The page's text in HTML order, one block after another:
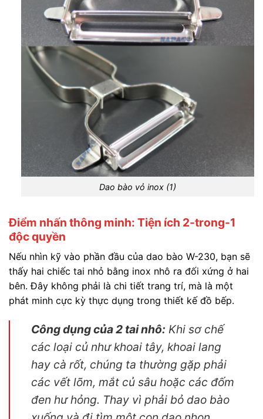
Dao bào vỏ inox (1)
Điểm nhấn thông minh: Tiện ích 2-trong-1
độc quyền
Nếu nhìn kỹ vào phần đầu của dao bào W-230, bạn sẽ
thấy hai chiếc tai nhỏ bằng inox nhô ra đối xứng ở hai
bên. Đây không phải là chi tiết trang trí, mà là một
phát minh cực kỳ thực dụng trong thiết kế đồ bếp.
Công dụng của 2 tai nhô: Khi sơ chế
các loại củ như khoai tây, khoai lang
hay cà rốt, chúng ta thường gặp phải
các vết lõm, mắt củ sâu hoặc các đốm
đen hư hỏng. Thay vì phải bỏ dao bào